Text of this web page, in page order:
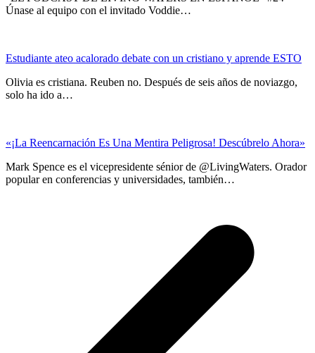
Únase al equipo con el invitado Voddie…
Estudiante ateo acalorado debate con un cristiano y aprende ESTO
Olivia es cristiana. Reuben no. Después de seis años de noviazgo,
solo ha ido a…
«¡La Reencarnación Es Una Mentira Peligrosa! Descúbrelo Ahora»
Mark Spence es el vicepresidente sénior de @LivingWaters. Orador
popular en conferencias y universidades, también…